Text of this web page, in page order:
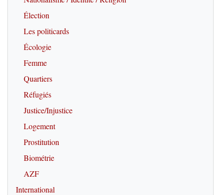
Élection
Les politicards
Écologie
Femme
Quartiers
Réfugiés
Justice/Injustice
Logement
Prostitution
Biométrie
AZF
International